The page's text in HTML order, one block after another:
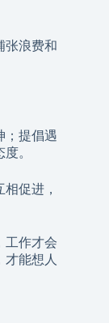
张浪费和
；提倡遇
。
促进，
工作才会
能想人